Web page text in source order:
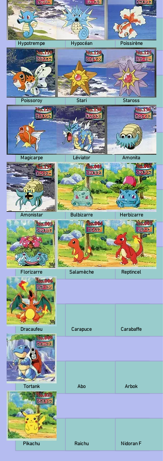
Hypotrempe
Poissoroy
Magicarpe
Amonistar
Florizarre
Dracaufeu
Tortank
Pikachu
Hypocéan
Stari
Léviator
Bulbizarre
Salamèche
Carapuce
Abo
Raichu
Poissirène
Staross
Amonita
Herbizarre
Reptincel
Carabaffe
Arbok
Nidoran F